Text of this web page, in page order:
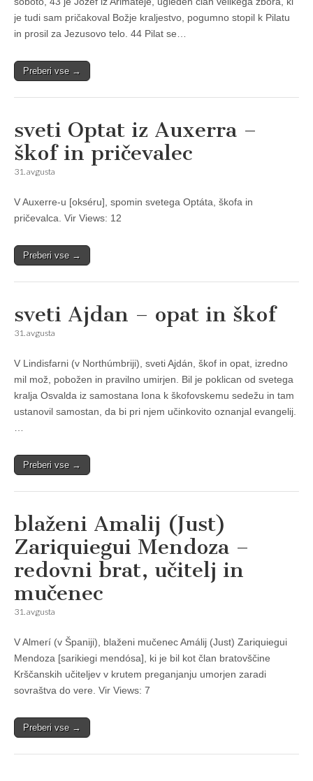
je tudi sam pričakoval Božje kraljestvo, pogumno stopil k Pilatu
in prosil za Jezusovo telo. 44 Pilat se…
Preberi vse →
sveti Optat iz Auxerra –
škof in pričevalec
31. avgusta
V Auxerre-u [okséru], spomin svetega Optáta, škofa in
pričevalca. Vir Views: 12
Preberi vse →
sveti Ajdan – opat in škof
31. avgusta
V Lindisfarni (v Northúmbriji), sveti Ajdán, škof in opat, izredno
mil mož, pobožen in pravilno umirjen. Bil je poklican od svetega
kralja Osvalda iz samostana Iona k škofovskemu sedežu in tam
ustanovil samostan, da bi pri njem učinkovito oznanjal evangelij.
Preberi vse →
blaženi Amalij (Just)
Zariquiegui Mendoza –
redovni brat, učitelj in
mučenec
31. avgusta
V Almerí (v Španiji), blaženi mučenec Amálij (Just) Zariquiegui
Mendoza [sarikiegi mendósa], ki je bil kot član bratovščine
Krščanskih učiteljev v krutem preganjanju umorjen zaradi
sovraštva do vere. Vir Views: 7
Preberi vse →